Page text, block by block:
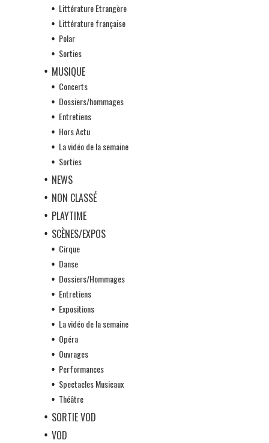
Littérature Etrangère
Littérature française
Polar
Sorties
MUSIQUE
Concerts
Dossiers/hommages
Entretiens
Hors Actu
La vidéo de la semaine
Sorties
NEWS
NON CLASSÉ
PLAYTIME
SCÈNES/EXPOS
Cirque
Danse
Dossiers/Hommages
Entretiens
Expositions
La vidéo de la semaine
Opéra
Ouvrages
Performances
Spectacles Musicaux
Théâtre
SORTIE VOD
VOD